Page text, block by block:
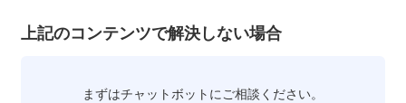
上記のコンテンツで解決しない場合
まずはチャットボットにご相談ください。